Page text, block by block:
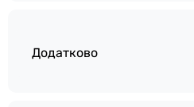
Додатково